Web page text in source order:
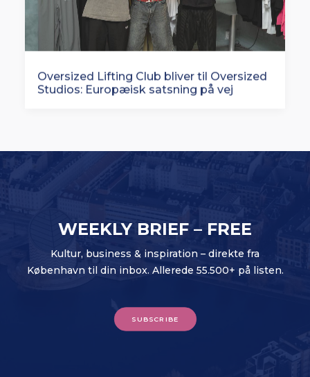
Oversized Lifting Club bliver til Oversized
Studios: Europæisk satsning på vej
WEEKLY BRIEF – FREE
Kultur, business & inspiration – direkte fra
København til din inbox. Allerede 55.500+ på listen.
SUBSCRIBE